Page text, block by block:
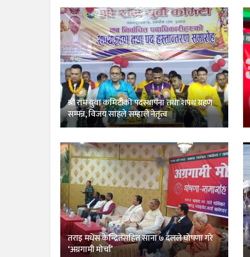
श्री राम युवा कमिटीको पदस्थापना तथा शपथ ग्रहण
सम्पन्न, विजय साहले सम्हाले नेतृत्व
तराइ मधेस केन्द्रितसहित साना ७ दलले घोषणा गरे
‘अग्रगामी मोर्चा’